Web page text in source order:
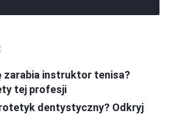
zarabia instruktor tenisa?
tej profesji
dentystyczny? Odkryj